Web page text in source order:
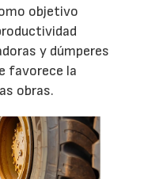
objetivo
y dúmperes
favorece la
obras.